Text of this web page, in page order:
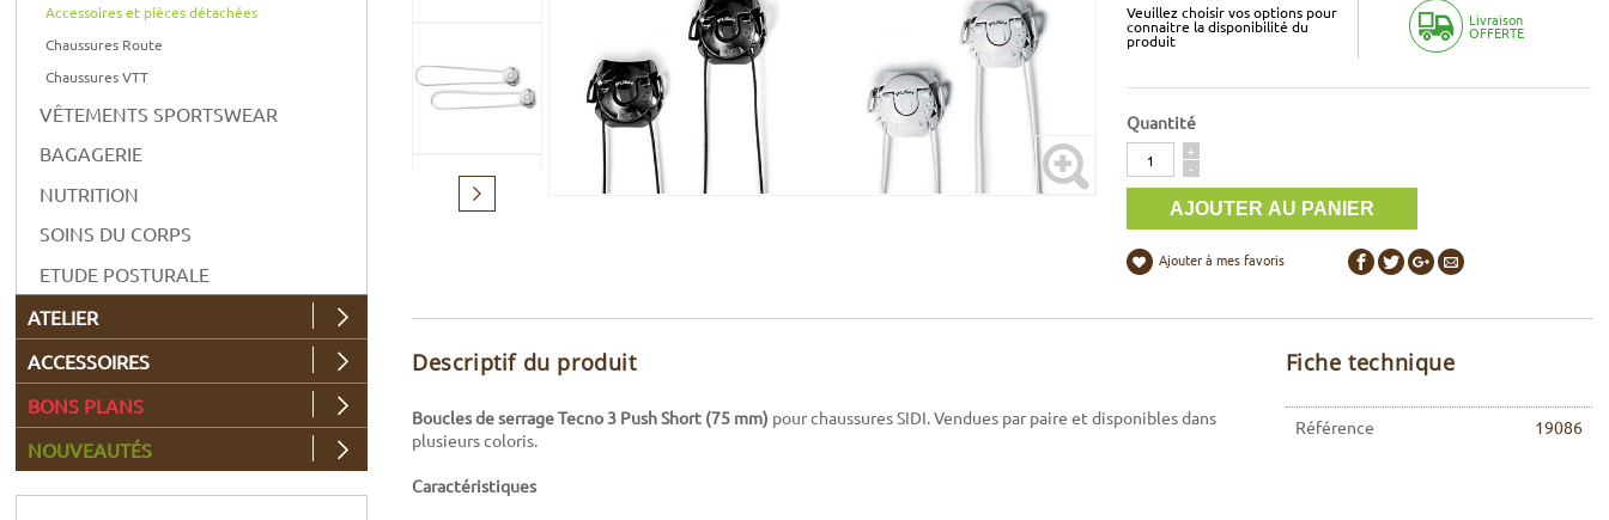
Suivant
Veuillez choisir vos options pour
connaitre la disponibilité du
produit
Livraison
OFFERTE
Quantité
Quantité
+
-
Ajouter à mes favoris
Descriptif du produit
Boucles de serrage Tecno 3 Push Short (75 mm) pour chaussures SIDI. Vendues par paire et disponibles dans
plusieurs coloris.
Caractéristiques
Fiche technique
Référence 19086
Accessoires et pièces détachées
Chaussures Route
Chaussures VTT
VÊTEMENTS SPORTSWEAR
BAGAGERIE
NUTRITION
SOINS DU CORPS
ETUDE POSTURALE
ATELIER
ACCESSOIRES
BONS PLANS
NOUVEAUTÉS